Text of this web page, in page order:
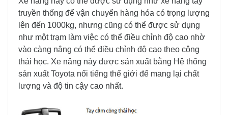
truyền thống để vận chuyển hàng hóa có trọng lượng
lên đến 1000kg, nhưng cũng có thể được sử dụng
như một trạm làm việc có thể điều chỉnh độ cao nhờ
vào càng nâng có thể điều chỉnh độ cao theo công
thái học. Xe nâng này được sản xuất bằng Hệ thống
sản xuất Toyota nổi tiếng thế giới để mang lại chất
lượng và độ tin cậy cao nhất.